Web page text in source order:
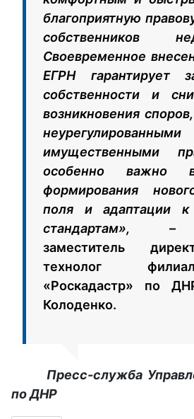
благоприятную
собственников
Своевременное
ЕГРН гарантирует
собственности и
возникновения
неурегулированными
имущественными
особенно важно
формирования
поля и адаптации к
стандартам», –
заместитель
технолог
«Роскадастр» по
Колоденко.
Пресс-служба
по ДНР